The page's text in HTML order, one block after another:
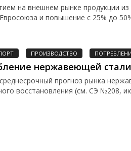
на внешнем рынке продукции
и повышение с 25% до
ПРОИЗВОДСТВО
нержавеющей
прогноз рынка
восстановления (см. СЭ №208,